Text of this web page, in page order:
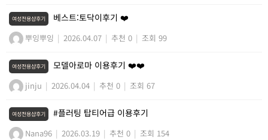
여성전용샵후기 베스트:토닥이후기 ❤️
뿌잉뿌잉 | 2026.04.07 | 추천 0 | 조회 99
여성전용샵후기 모델아로마 이용후기 ❤️❤️
jinju | 2026.04.04 | 추천 0 | 조회 67
여성전용샵후기 #플러팅 탑티어급 이용후기
Nana96 | 2026.03.19 | 추천 0 | 조회 154